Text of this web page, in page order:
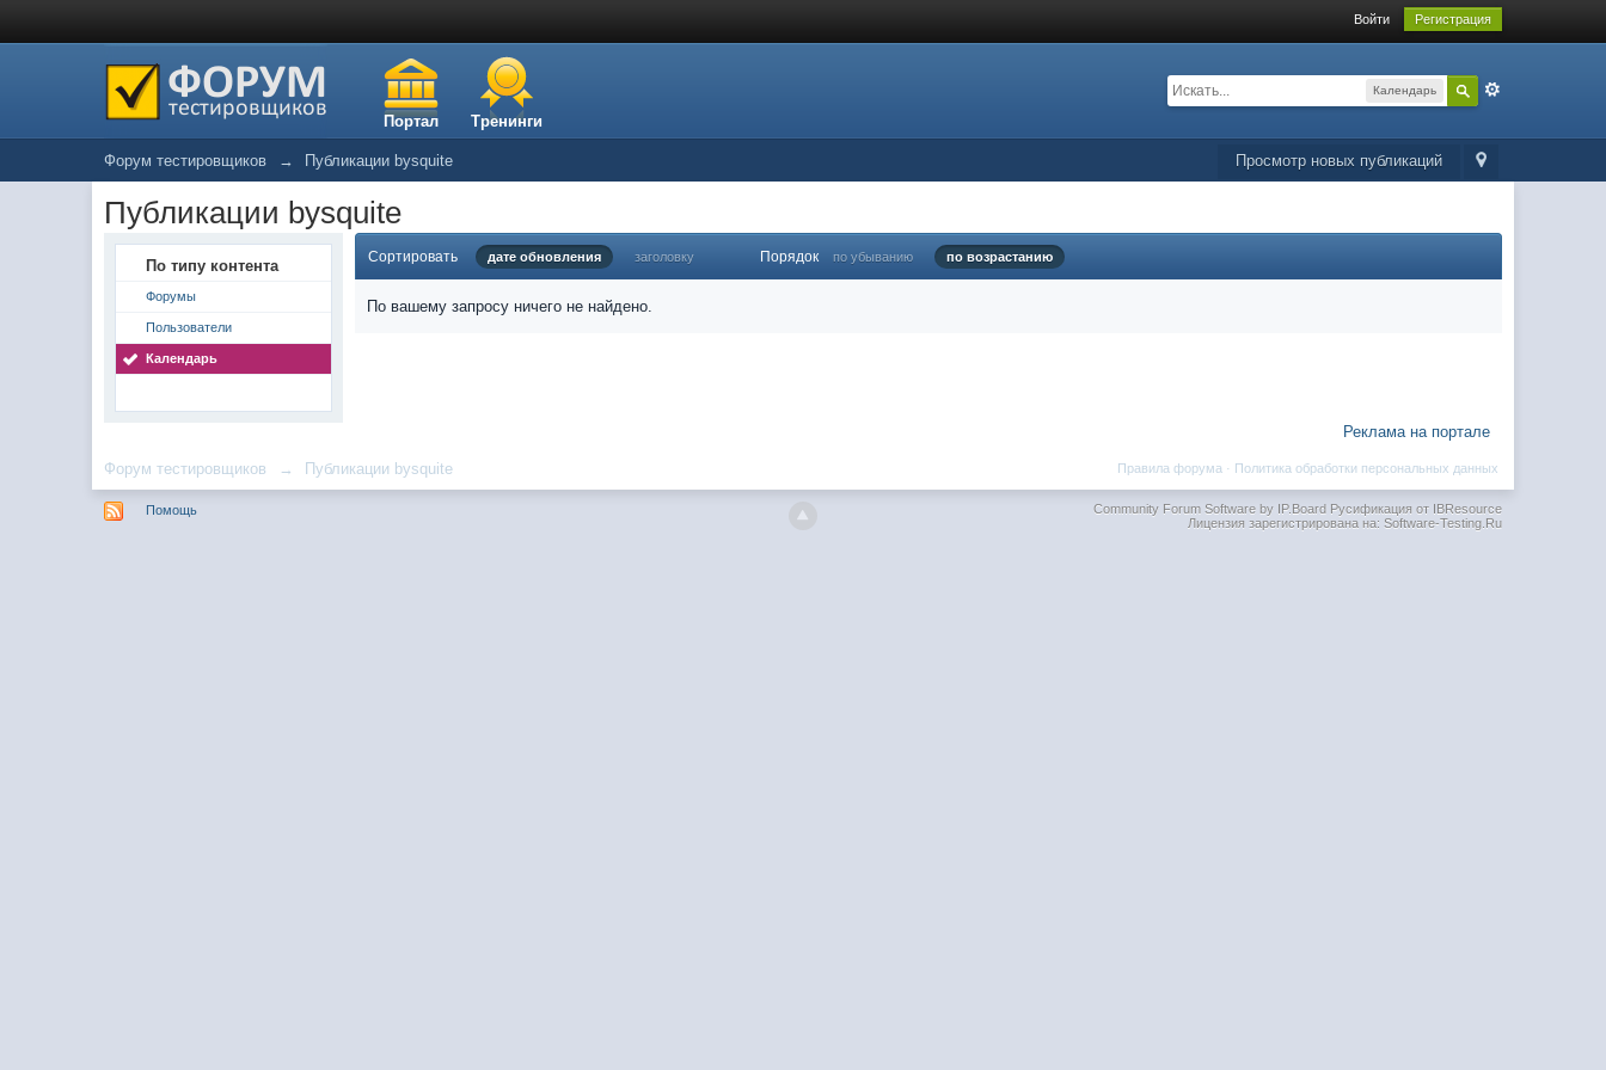
Войти Регистрация
Портал Тренинги
Календарь
Просмотр новых публикаций
Форум тестировщиков → Публикации bysquite
Публикации bysquite
По типу контента
Форумы
Пользователи
Календарь
Сортировать дате обновления заголовку Порядок по убыванию по возрастанию
По вашему запросу ничего не найдено.
Реклама на портале
Форум тестировщиков → Публикации bysquite Политика обработки персональных данных
Правила форума ·
Помощь Community Forum Software by IP.BoardРусификация от IBResource
Лицензия зарегистрирована на: Software-Testing.Ru